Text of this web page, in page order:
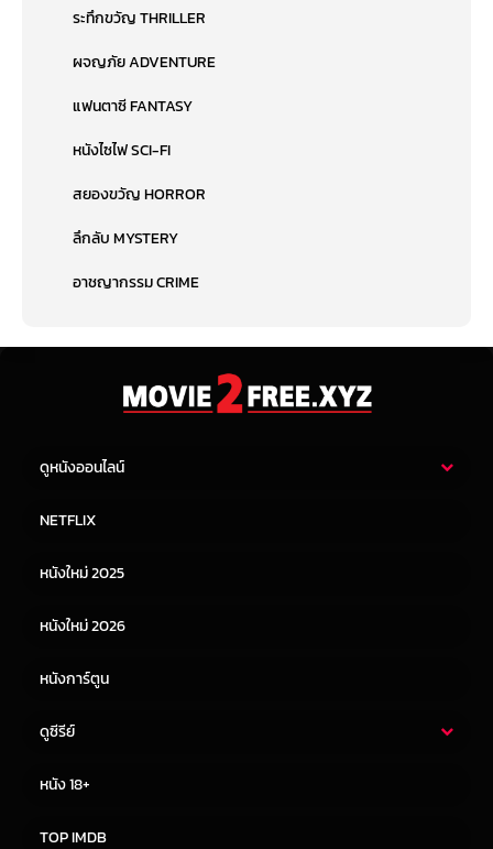
ระทึกขวัญ THRILLER
ผจญภัย ADVENTURE
แฟนตาซี FANTASY
หนังไซไฟ SCI-FI
สยองขวัญ HORROR
ลึกลับ MYSTERY
อาชญากรรม CRIME
ดูหนังออนไลน์
หนังจีน
NETFLIX
หนังใหม่ 2025
หนังใหม่ 2026
หนังการ์ตูน
ดูซีรีย์
หนัง 18+
TOP IMDB